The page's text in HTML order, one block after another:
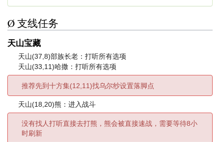
Ø 支线任务
天山宝藏
天山(37,8)部族长老：打听所有选项
天山(33,11)哈撒：打听所有选项
推荐先到十方集(12,11)找乌尔纱设置落脚点
天山(18,20)熊：进入战斗
没有找人打听直接去打熊，熊会被直接速战，需要等待8小
时刷新